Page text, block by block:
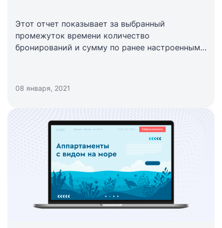
Этот отчет показывает за выбранный
промежуток времени количество
бронирований и сумму по ранее настроенным
цели поездки).
08 января, 2021